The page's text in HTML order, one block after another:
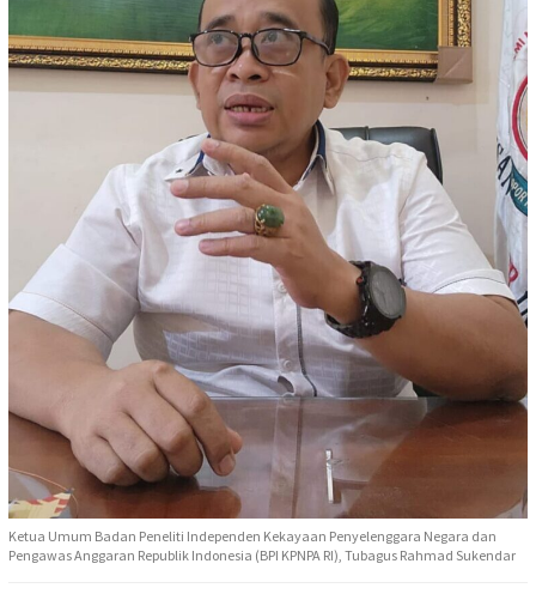
Ketua Umum Badan Peneliti Independen Kekayaan Penyelenggara Negara dan
Pengawas Anggaran Republik Indonesia (BPI KPNPA RI), Tubagus Rahmad Sukendar